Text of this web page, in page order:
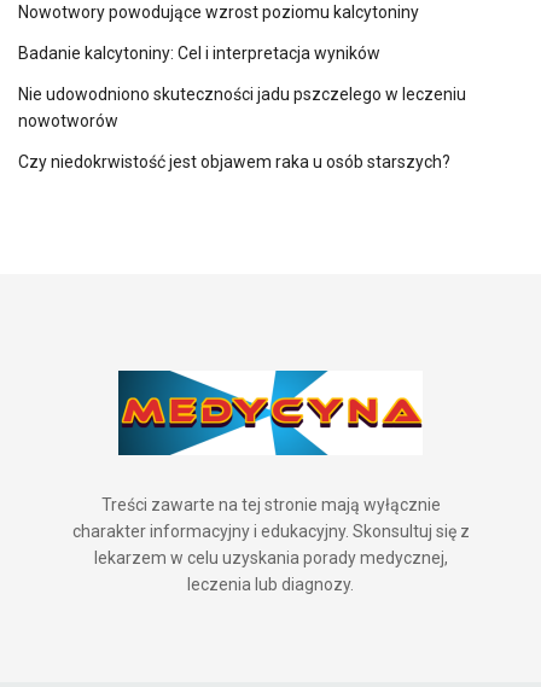
Nowotwory powodujące wzrost poziomu kalcytoniny
Badanie kalcytoniny: Cel i interpretacja wyników
Nie udowodniono skuteczności jadu pszczelego w leczeniu
nowotworów
Czy niedokrwistość jest objawem raka u osób starszych?
Treści zawarte na tej stronie mają wyłącznie
charakter informacyjny i edukacyjny. Skonsultuj się z
lekarzem w celu uzyskania porady medycznej,
leczenia lub diagnozy.